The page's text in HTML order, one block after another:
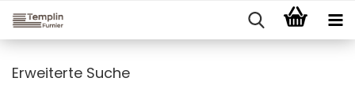
Erweiterte Suche